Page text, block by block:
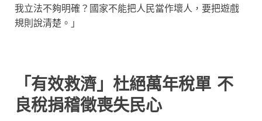
我立法不夠明確？國家不能把人民當作壞人，要把遊戲
規則說清楚。」
「有效救濟」杜絕萬年稅單 不
良稅捐稽徵喪失民心